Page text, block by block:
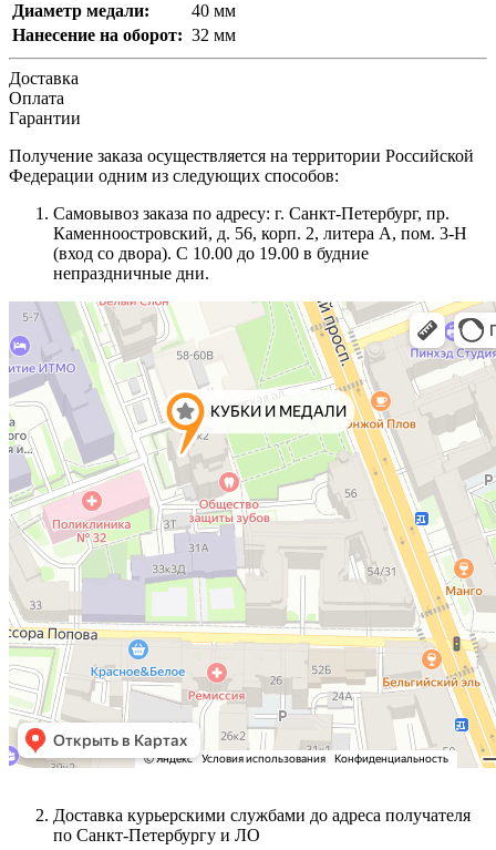
Диаметр медали:
40 мм
Нанесение на оборот: 32 мм
Доставка
Оплата
Гарантии
Получение заказа осуществляется на территории Российской
Федерации одним из следующих способов:
Самовывоз заказа по адресу: г. Санкт-Петербург, пр.
Каменноостровский, д. 56, корп. 2, литера А, пом. 3-Н
(вход со двора). С 10.00 до 19.00 в будние
непраздничные дни.
Доставка курьерскими службами до адреса получателя
по Санкт-Петербургу и ЛО